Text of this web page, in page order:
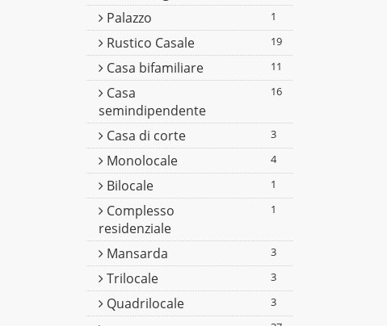
Palazzo 1
Rustico Casale 19
Casa bifamiliare 11
Casa
semindipendente
16
Casa di corte 3
Monolocale 4
Bilocale 1
Complesso
residenziale
1
Mansarda 3
Trilocale 3
Quadrilocale
3